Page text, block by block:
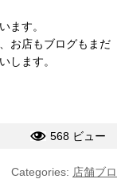
ます。
お店もブログもまだ
します。
568 ビュー
Categories: 店舗ブロ